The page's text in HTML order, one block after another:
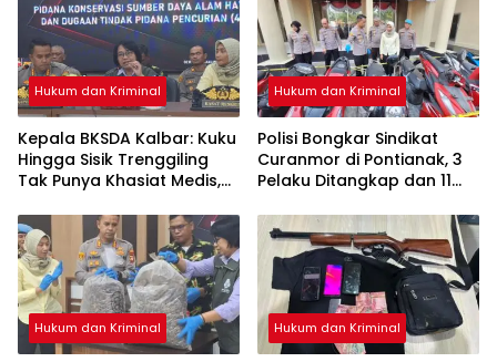
Hukum dan Kriminal
Kepala BKSDA Kalbar: Kuku
Hingga Sisik Trenggiling
Tak Punya Khasiat Medis,
Hukum dan Kriminal
Polisi Bongkar Sindikat
Curanmor di Pontianak, 3
Pelaku Ditangkap dan 11
Hukum dan Kriminal Hukum dan Kriminal